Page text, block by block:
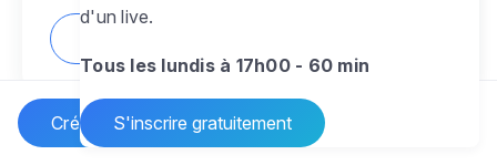
Créer un site Internet
d'un live.
Tous les lundis à 17h00 - 60 min
S'inscrire gratuitement